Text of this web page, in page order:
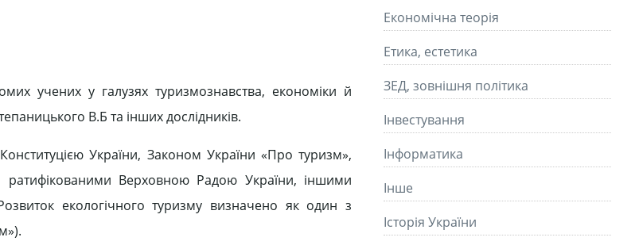
учених у галузях туризмознавства, економіки й
В.Б та інших дослідників.
України, Законом України «Про туризм»,
ратифікованими Верховною Радою України, іншими
екологічного туризму визначено як один з
Економічна теорія
Етика, естетика
ЗЕД, зовнішня політика
Інвестування
Інформатика
Інше
Історія України